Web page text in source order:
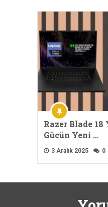
Razer Blade
Gücün Yeni …
3 Aralık 2025 0